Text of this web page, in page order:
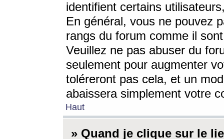
identifient certains
En général, vous ne pouvez
rangs du forum comme il
Veuillez ne pas abuser du
seulement pour augmenter
toléreront pas cela, et un
abaissera simplement votre
Haut
» Quand je clique sur le